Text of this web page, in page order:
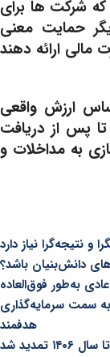
شرکت ها برای
حمایت معنی
مالی ارائه دهند
ارزش واقعی
پس از دریافت
به مداخلات و
و نتیجه‌گرا نیاز دارد
دانش‌بنیان باشد؟
به‌طور فوق‌العاده
سمت سرمایه‌گذاری
هدفمند
شد